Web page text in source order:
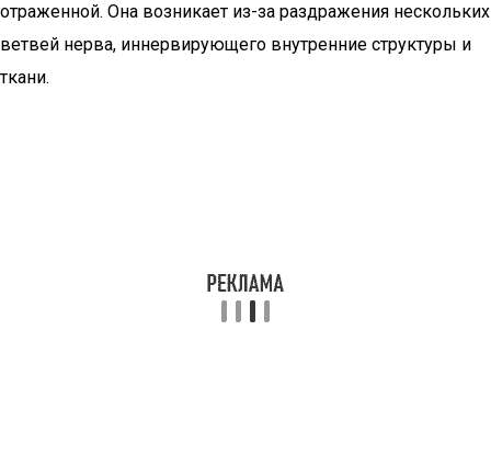
отраженной. Она возникает из-за раздражения нескольких
ветвей нерва, иннервирующего внутренние структуры и
ткани.